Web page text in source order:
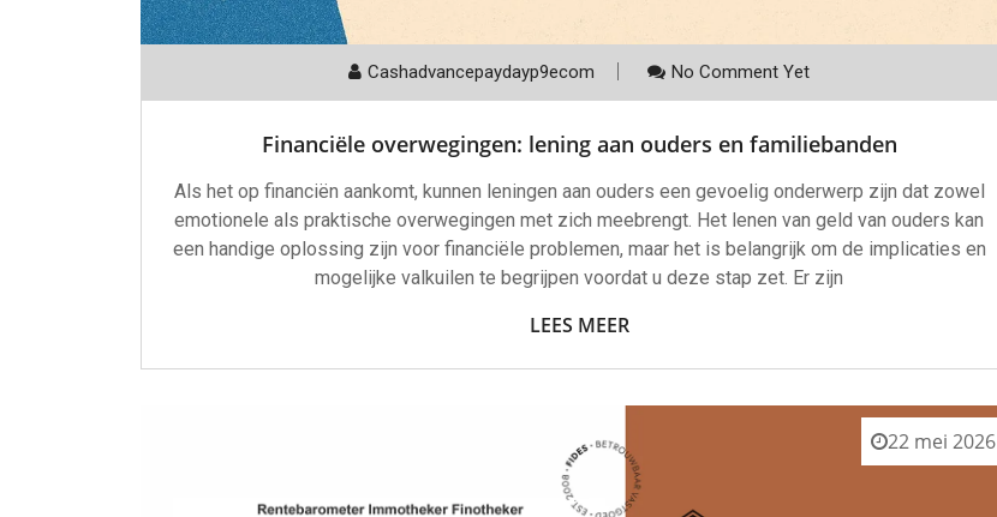
Cashadvancepaydayp9ecom No Comment Yet
Financiële overwegingen: lening aan ouders en familiebanden
Als het op financiën aankomt, kunnen leningen aan ouders een gevoelig onderwerp zijn dat zowel
emotionele als praktische overwegingen met zich meebrengt. Het lenen van geld van ouders kan
een handige oplossing zijn voor financiële problemen, maar het is belangrijk om de implicaties en
mogelijke valkuilen te begrijpen voordat u deze stap zet. Er zijn
LEES MEER
22 mei 2026